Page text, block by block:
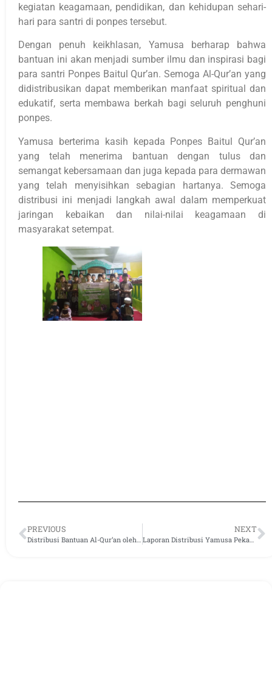
kegiatan keagamaan, pendidikan, dan kehidupan sehari-
hari para santri di ponpes tersebut.
Dengan penuh keikhlasan, Yamusa berharap bahwa
bantuan ini akan menjadi sumber ilmu dan inspirasi bagi
para santri Ponpes Baitul Qur’an. Semoga Al-Qur’an yang
didistribusikan dapat memberikan manfaat spiritual dan
edukatif, serta membawa berkah bagi seluruh penghuni
ponpes.
Yamusa berterima kasih kepada Ponpes Baitul Qur’an
yang telah menerima bantuan dengan tulus dan
semangat kebersamaan dan juga kepada para dermawan
yang telah menyisihkan sebagian hartanya. Semoga
distribusi ini menjadi langkah awal dalam memperkuat
jaringan kebaikan dan nilai-nilai keagamaan di
masyarakat setempat.
PREVIOUS
Distribusi Bantuan Al-Qur’an oleh Yamusa ke Ponpes Putri Nurona Kuningan Jabar
NEXT
Laporan Distribusi Yamusa Pekan Keempat Januari 2024